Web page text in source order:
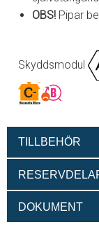
OBS! Pipar
Skyddsmodul
TILLBEHÖR
DOKUMENT